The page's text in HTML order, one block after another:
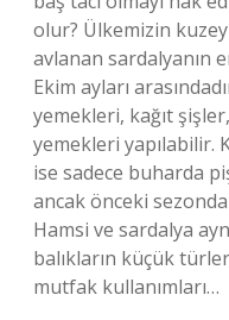
olur? Ülkemizin
avlanan sardalyanın
Ekim ayları
yemekleri, kağıt
yemekleri yapılabilir.
ise sadece buharda
ancak önceki
Hamsi ve sardalya
balıkların küçük
mutfak kullanımları…